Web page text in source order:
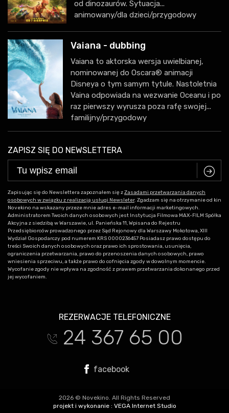
od dinozaurów. Sytuacja...
animowany/dla dzieci/przygodowy
Vaiana - dubbing
Vaiana to aktorska wersja uwielbianej,
nominowanej do Oscara® animacji
Disneya o tym samym tytule. Nastoletnia
Vaina odpowiada na wezwanie Oceanu i po
raz pierwszy wyrusza poza rafę swojej...
familijny/przygodowy
ZAPISZ SIĘ DO NEWSLETTERA
C
Zapisując się do Newslettera zapoznałem się zZasadami przetwarzania danych
osobowych w związku z realizacją usługi Newsleter. Zgadzam się na otrzymanie od kin
Novekino na wskazany przeze mnie adres e-mail informacji marketingowych.
Administratorem Twoich danych osobowych jest Instytucja Filmowa MAX-FILM Spółka
Akcyjna z siedzibą w Warszawie, ul. Panieńska 11, Wpisana do Rejestru
Przedsiębiorców prowadzonego przez Sąd Rejonowy dla Warszawy Mokotowa, XIII
Wydział Gospodarczy pod numerem KRS 0000236457 Posiadasz prawo dostępu do
treści Swoich danych osobowych oraz prawo ich sprostowania, usunięcia,
ograniczenia przetwarzania, prawo do przenoszenia danych osobowych, prawo
wniesienia sprzeciwu, a także prawo do cofnięcia zgody w dowolnym momencie.
Wycofanie zgody nie wpływa na zgodność z prawem przetwarzania dokonanego przed
jej wycofaniem.
REZERWACJE TELEFONICZNE
t 24 367 65 00
facebook
2026 © Novekino. All Rights Reserved
projekt i wykonanie : VEGA Internet Studio